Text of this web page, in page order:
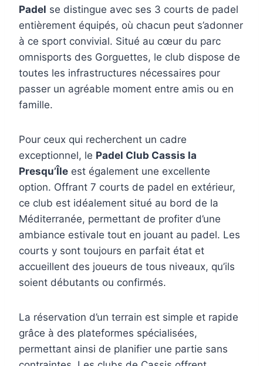
Padel se distingue avec ses 3 courts de padel
entièrement équipés, où chacun peut s’adonner
à ce sport convivial. Situé au cœur du parc
omnisports des Gorguettes, le club dispose de
toutes les infrastructures nécessaires pour
passer un agréable moment entre amis ou en
famille.
Pour ceux qui recherchent un cadre
exceptionnel, le Padel Club Cassis la
Presqu’Île est également une excellente
option. Offrant 7 courts de padel en extérieur,
ce club est idéalement situé au bord de la
Méditerranée, permettant de profiter d’une
ambiance estivale tout en jouant au padel. Les
courts y sont toujours en parfait état et
accueillent des joueurs de tous niveaux, qu’ils
soient débutants ou confirmés.
La réservation d’un terrain est simple et rapide
grâce à des plateformes spécialisées,
permettant ainsi de planifier une partie sans